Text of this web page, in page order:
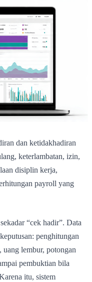
dan ketidakhadiran
keterlambatan, izin,
disiplin kerja,
payroll yang
“cek hadir”. Data
penghitungan
lembur, potongan
pembuktian bila
itu, sistem